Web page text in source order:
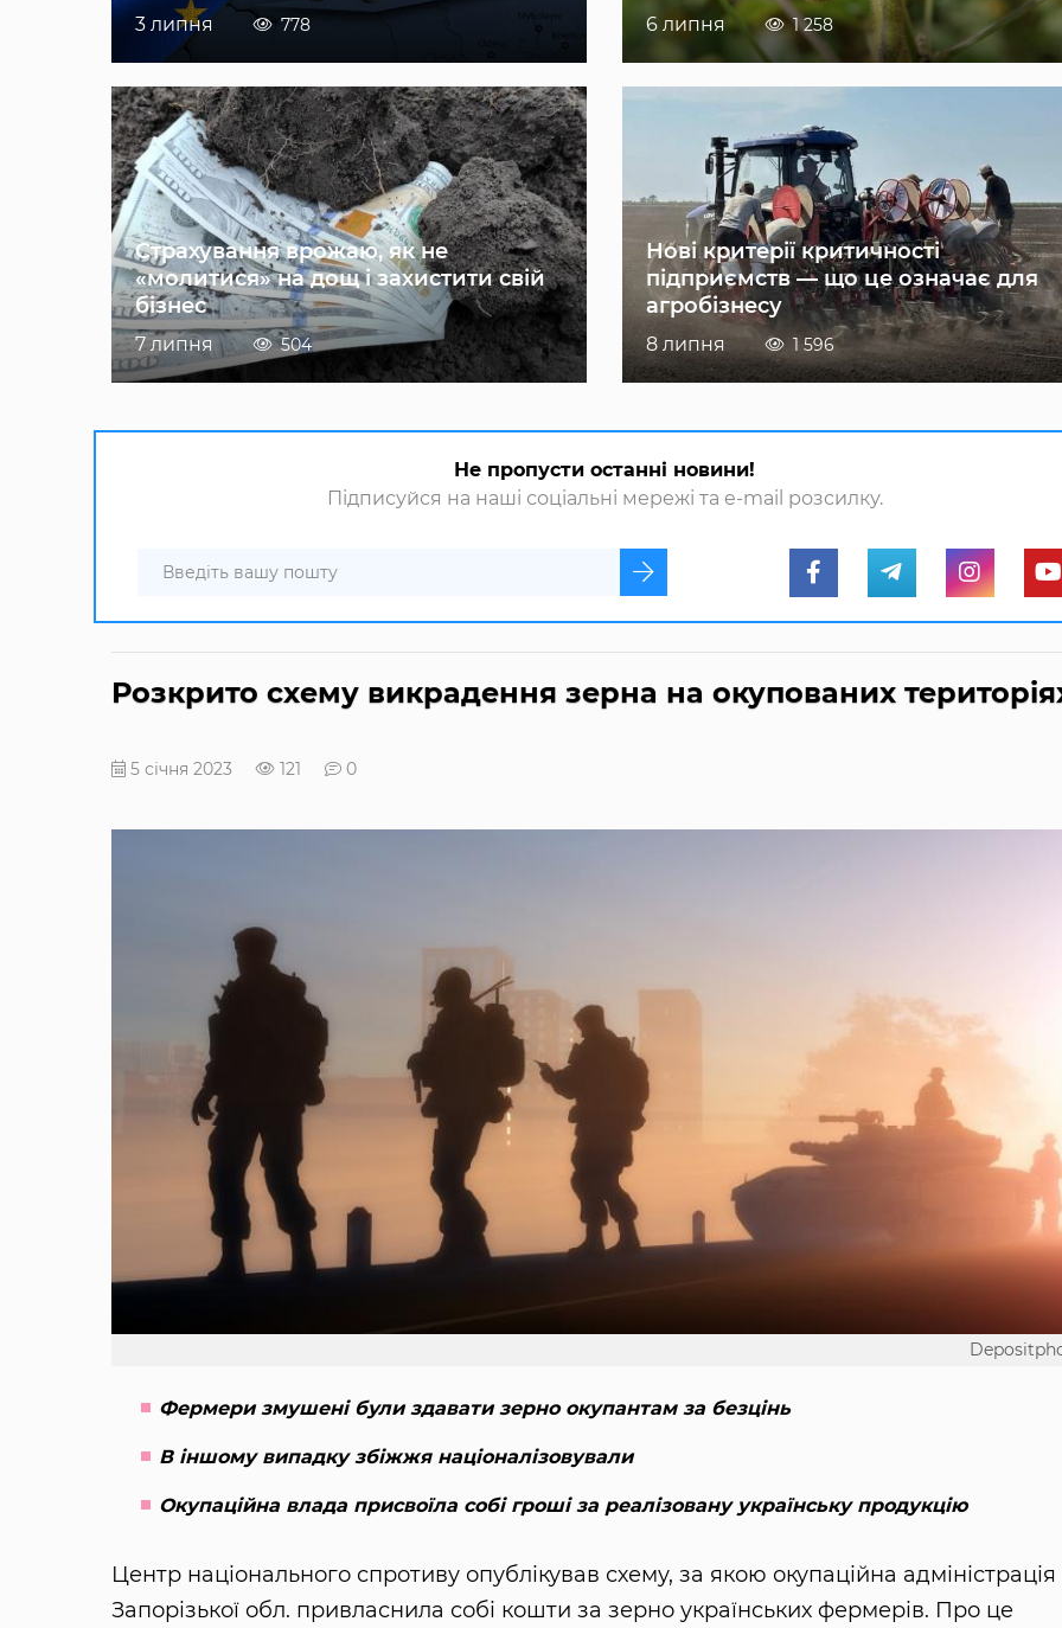
3 липня 778 6 липня 1 258
Страхування врожаю, як не
«молитися» на дощ і захистити свій
бізнес
7 липня 504
Нові критерії критичності
підприємств — що це означає для
агробізнесу
8 липня 1 596
Не пропусти останні новини!
Підписуйся на наші соціальні мережі та e-mail розсилку.
Розкрито схему викрадення зерна на окупованих
5 січня 2023 121 0
Фермери змушені були здавати зерно окупантам за безцінь
В іншому випадку збіжжя націоналізовували
Окупаційна влада присвоїла собі гроші за реалізовану українську продукцію
Центр національного спротиву опублікував схему, за якою окупаційна адміністрація
Запорізької обл. привласнила собі кошти за зерно українських фермерів. Про це